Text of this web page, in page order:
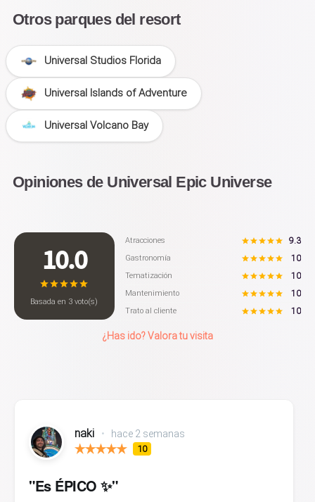
Otros parques del resort
Universal Studios Florida
Universal Islands of Adventure
Universal Volcano Bay
Opiniones de Universal Epic Universe
10.0
Basada en 3 voto(s)
Atracciones 9.3
Gastronomía 10
Tematización 10
Mantenimiento 10
Trato al cliente 10
¿Has ido? Valora tu visita
naki • hace 2 semanas
10
"Es ÉPICO ✨"